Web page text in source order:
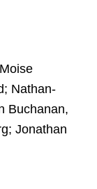
Nathan-
Buchanan,
Jonathan